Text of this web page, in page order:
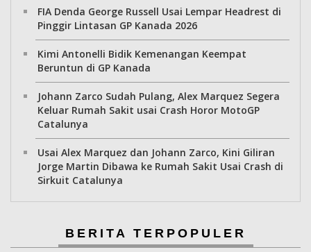
FIA Denda George Russell Usai Lempar Headrest di
Pinggir Lintasan GP Kanada 2026
Kimi Antonelli Bidik Kemenangan Keempat
Beruntun di GP Kanada
Johann Zarco Sudah Pulang, Alex Marquez Segera
Keluar Rumah Sakit usai Crash Horor MotoGP
Catalunya
Usai Alex Marquez dan Johann Zarco, Kini Giliran
Jorge Martin Dibawa ke Rumah Sakit Usai Crash di
Sirkuit Catalunya
BERITA TERPOPULER